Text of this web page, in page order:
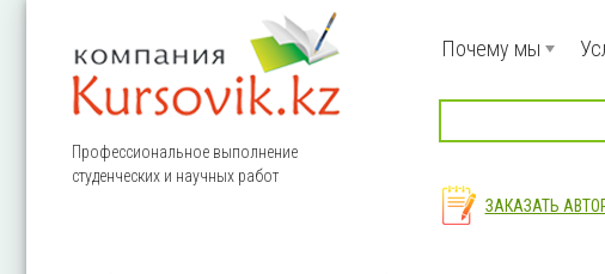
Профессиональное выполнение
студенческих и научных работ
Почему мы
ЗАКАЗАТЬ